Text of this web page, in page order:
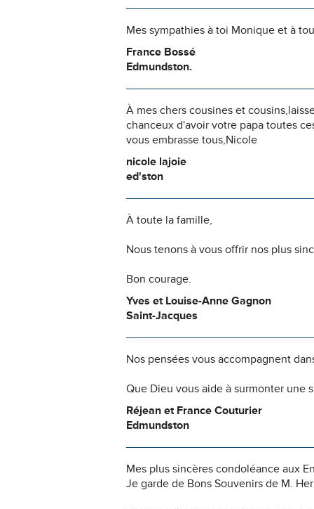
Mes sympathies à toi Monique et à
France Bossé
Edmundston.
À mes chers cousines et
chanceux d'avoir votre papa toutes
vous embrasse tous,Nicole
nicole lajoie
ed'ston
À toute la famille,
Nous tenons à vous offrir nos plus
Bon courage.
Yves et Louise-Anne Gagnon
Saint-Jacques
Nos pensées vous accompagnent
Que Dieu vous aide à surmonter une
Réjean et France Couturier
Edmundston
Mes plus sincères condoléance aux
Je garde de Bons Souvenirs de M.